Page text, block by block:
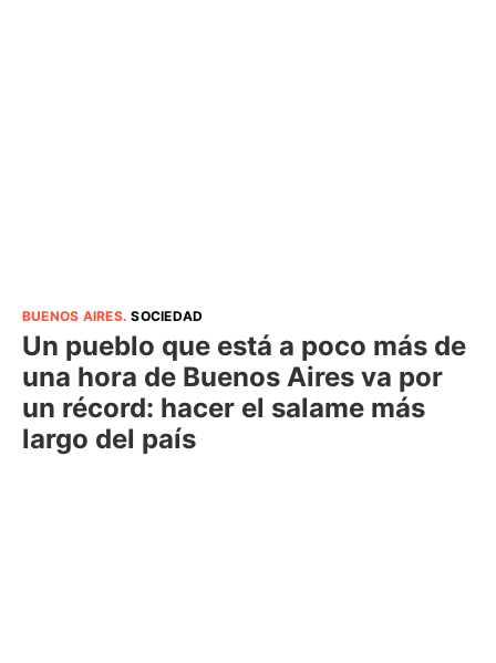
BUENOS AIRES.SOCIEDAD
Un pueblo que está a poco más de
una hora de Buenos Aires va por
un récord: hacer el salame más
largo del país